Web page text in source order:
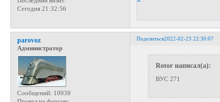
Сегодня 21:32:56
Поделиться2022-02-23 22:30:07
parovoz
Администратор
Сообщений: 10939
Rotor написал(а):
ВУС 271